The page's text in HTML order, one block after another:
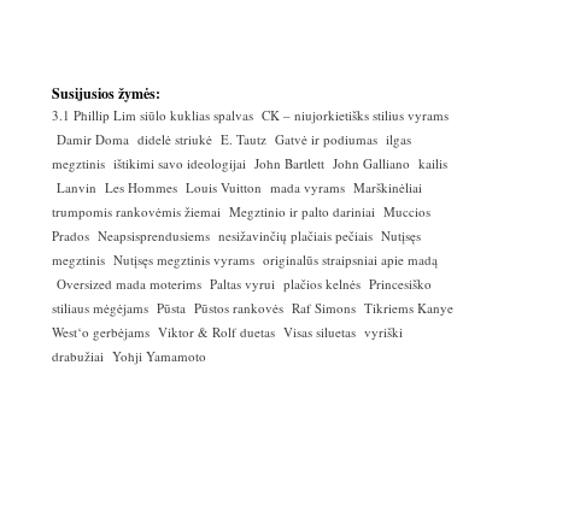
Susijusios žymės:
3.1 Phillip Lim siūlo kuklias spalvas CK – niujorkietišks stilius vyrams
Damir Doma didelė striukė E. Tautz Gatvė ir podiumas ilgas
megztinis ištikimi savo ideologijai John Bartlett John Galliano kailis
Lanvin Les Hommes Louis Vuitton mada vyrams Marškinėliai
trumpomis rankovėmis žiemai Megztinio ir palto dariniai Muccios
Prados Neapsisprendusiems nesižavinčių plačiais pečiais Nutįsęs
megztinis Nutįsęs megztinis vyrams originalūs straipsniai apie madą
Oversized mada moterims Paltas vyrui plačios kelnės Princesiško
stiliaus mėgėjams Pūsta Pūstos rankovės Raf Simons Tikriems Kanye
West‘o gerbėjams Viktor & Rolf duetas Visas siluetas vyriški
drabužiai Yohji Yamamoto